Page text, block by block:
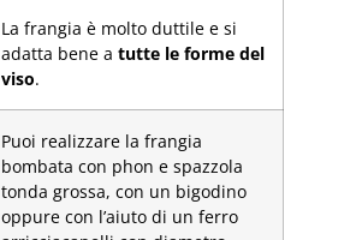
La frangia è molto duttile e si
adatta bene a tutte le forme del
viso.
Puoi realizzare la frangia
bombata con phon e spazzola
tonda grossa, con un bigodino
oppure con l’aiuto di un ferro